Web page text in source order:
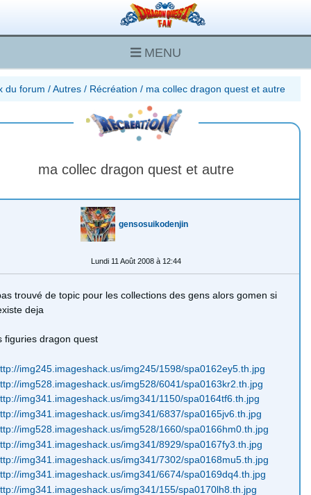
MENU
du forum /Autres / Récréation / ma collec dragon quest et autre
ma collec dragon quest et autre
gensosuikodenjin
Lundi 11 Août 2008 à 12:44
trouvé de topic pour les collections des gens alors gomen si
deja
figuries dragon quest